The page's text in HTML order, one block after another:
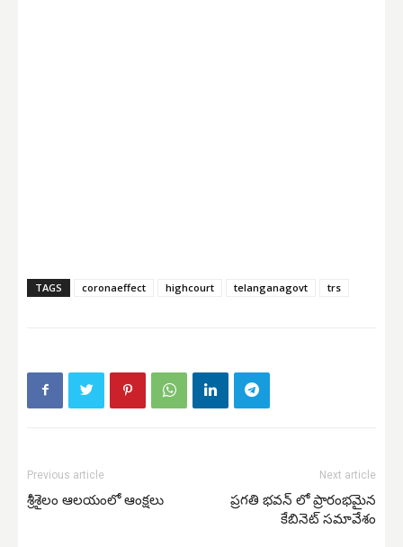
TAGS coronaeffect highcourt telanganagovt trs
Previous article
శ్రీశైలం ఆలయంలో ఆంక్షలు
Next article
ప్రగతి భవన్ లో ప్రారంభమైన
కేబినెట్ సమావేశం